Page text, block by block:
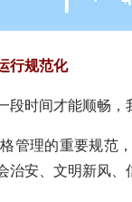
行规范化
时间才能顺畅，
理的重要规范，
治安、文明新风